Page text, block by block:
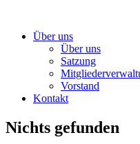
Über uns
Über uns
Satzung
Vorstand
Kontakt
Nichts gefunden